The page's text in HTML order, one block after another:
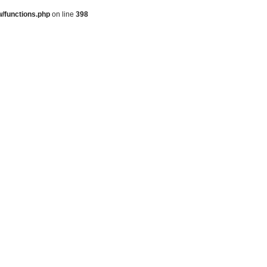
functions.php on line 398